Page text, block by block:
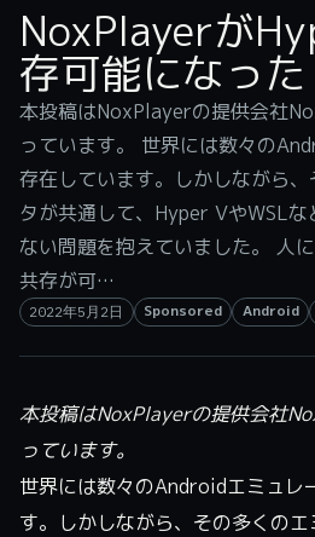
NoxPlayerが
存可能になった
本投稿はNoxPlayerの提供会社
っています。 世界には数々の
存在しています。しかしながら
タが共通して、Hyper VやWSL
ない問題を抱えていました。 人
共存が可…
2022年5月2日 Sponsored Android
本投稿はNoxPlayerの提供会社
っています。
世界には数々のAndroidエミュレ
す。しかしながら、その多くの